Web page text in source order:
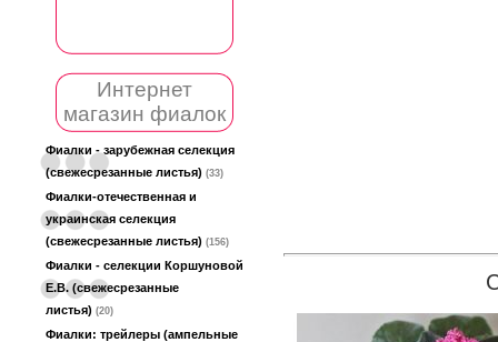
Интернет
магазин фиалок
Фиалки - зарубежная селекция
(свежесрезанные листья) (33)
Фиалки-отечественная и
украинская селекция
(свежесрезанные листья) (156)
Фиалки - селекции Коршуновой
Е.В. (свежесрезанные
листья) (20)
Фиалки: трейлеры (ампельные